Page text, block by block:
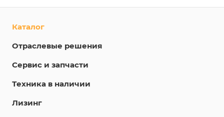
Каталог
Отраслевые решения
Сервис и запчасти
Техника в наличии
Лизинг